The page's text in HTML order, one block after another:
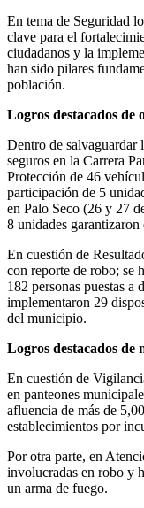
En tema de Seguridad
clave para el
ciudadanos y la
han sido pilares
población.
Logros destacados de
Dentro de salvaguardar
seguros en la Carrera
Protección de 46
participación de 5
en Palo Seco (26 y 27
8 unidades
En cuestión de
con reporte de robo; se
182 personas puestas
implementaron 29
del municipio.
Logros destacados de
En cuestión de
en panteones
afluencia de más de
establecimientos por
Por otra parte, en
involucradas en robo y
un arma de fuego.